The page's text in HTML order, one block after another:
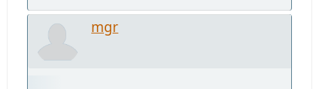
mgr